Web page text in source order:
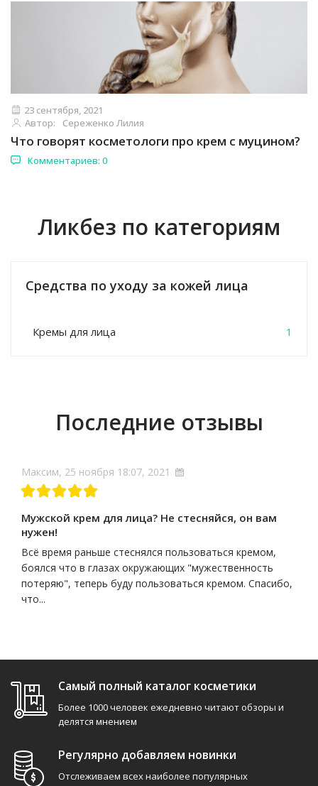
23 сентября, 2021
Автор:
Сереженко Лилия
Что говорят косметологи про крем с муцином?
Комментариев: 0
Ликбез по категориям
Средства по уходу за кожей лица
Кремы для лица 1
Последние отзывы
Максим, 25 ноября 18:07, 2021
Мужской крем для лица? Не стесняйся, он вам
нужен!
Всё время раньше стеснялся пользоваться кремом,
боялся что в глазах окружающих "мужественность
потеряю", теперь буду пользоваться кремом. Спасибо,
что...
Самый полный каталог косметики
Более 1000 человек ежедневно читают обзоры и
делятся мнением
Регулярно добавляем новинки
Отслеживаем всех наиболее популярных